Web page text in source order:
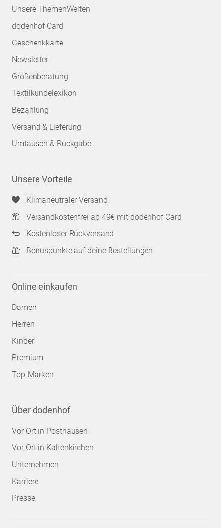
Unsere ThemenWelten
dodenhof Card
Geschenkkarte
Newsletter
Größenberatung
Textilkundelexikon
Bezahlung
Versand & Lieferung
Umtausch & Rückgabe
Unsere Vorteile
Klimaneutraler Versand
Versandkostenfrei ab 49€ mit dodenhof Card
Kostenloser Rückversand
Bonuspunkte auf deine Bestellungen
Online einkaufen
Damen
Herren
Kinder
Premium
Top-Marken
Über dodenhof
Vor Ort in Posthausen
Vor Ort in Kaltenkirchen
Unternehmen
Karriere
Presse